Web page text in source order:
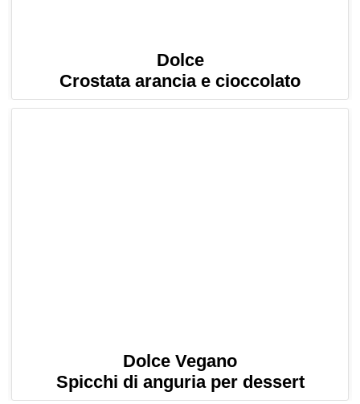
Dolce
Crostata arancia e cioccolato
Dolce Vegano
Spicchi di anguria per dessert